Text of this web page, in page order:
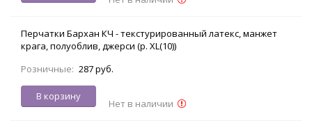
Перчатки Бархан КЧ - текстурированный латекс, манжет
крага, полуоблив, джерси (р. XL(10))
Розничные: 287 руб.
В корзину
Нет в наличии